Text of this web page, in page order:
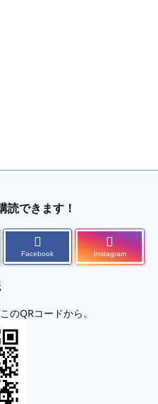
読できます！
Facebook Instagram
のQRコードから。